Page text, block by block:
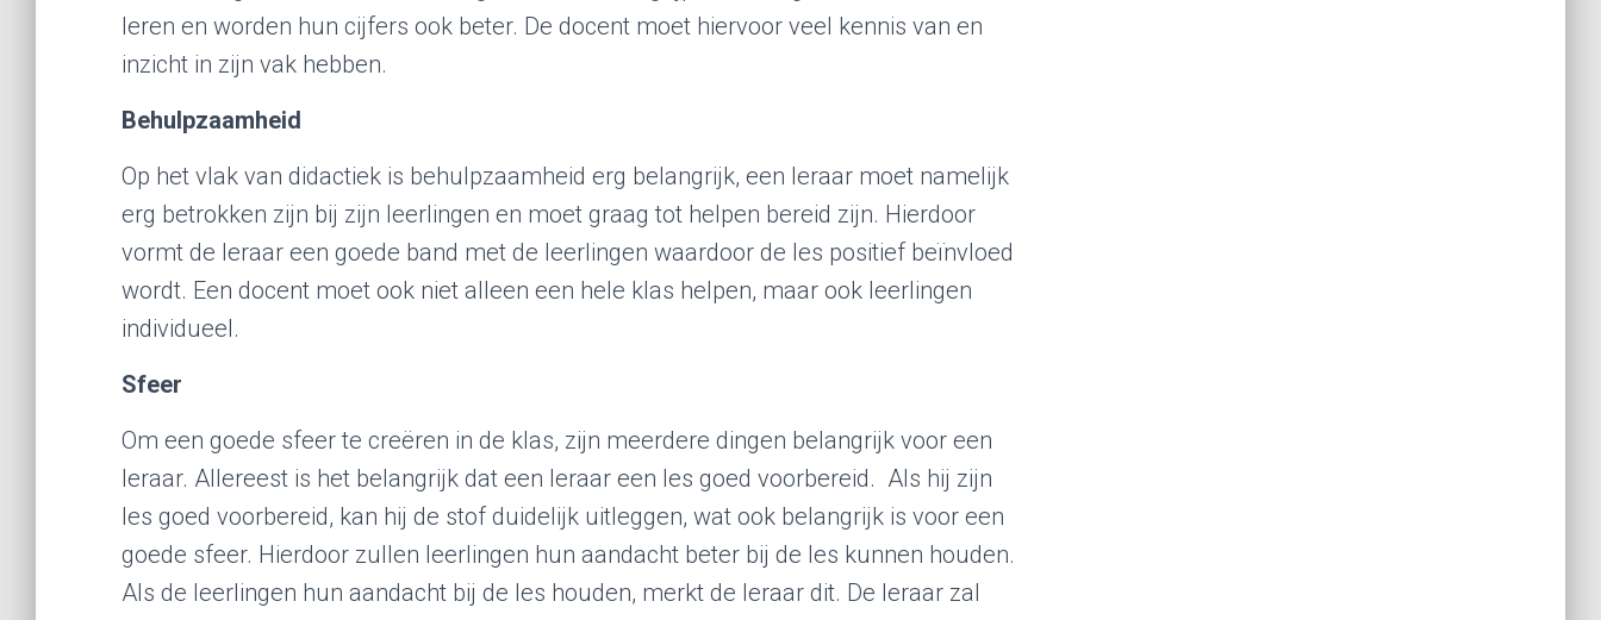
leren en worden hun cijfers ook beter. De docent moet hiervoor veel kennis van en
inzicht in zijn vak hebben.
Behulpzaamheid
Op het vlak van didactiek is behulpzaamheid erg belangrijk, een leraar moet namelijk
erg betrokken zijn bij zijn leerlingen en moet graag tot helpen bereid zijn. Hierdoor
vormt de leraar een goede band met de leerlingen waardoor de les positief beïnvloed
wordt. Een docent moet ook niet alleen een hele klas helpen, maar ook leerlingen
individueel.
Sfeer
Om een goede sfeer te creëren in de klas, zijn meerdere dingen belangrijk voor een
leraar. Allereest is het belangrijk dat een leraar een les goed voorbereid. Als hij zijn
les goed voorbereid, kan hij de stof duidelijk uitleggen, wat ook belangrijk is voor een
goede sfeer. Hierdoor zullen leerlingen hun aandacht beter bij de les kunnen houden.
Als de leerlingen hun aandacht bij de les houden, merkt de leraar dit. De leraar zal